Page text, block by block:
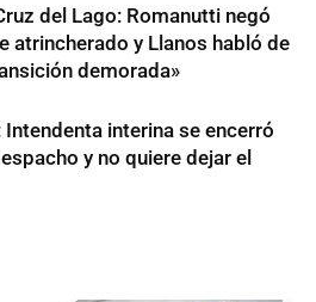
del Lago: Romanutti negó
atrincherado y Llanos habló de
demorada»
Intendenta interina se encerró
y no quiere dejar el